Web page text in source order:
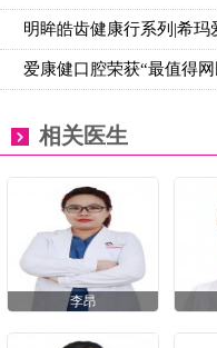
爱康健口腔荣获“最值得
相关医生
李昂